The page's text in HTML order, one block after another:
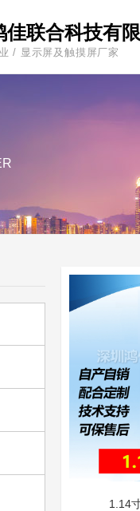
佳联合科技有
/ 显示屏及触摸屏厂家
1.14